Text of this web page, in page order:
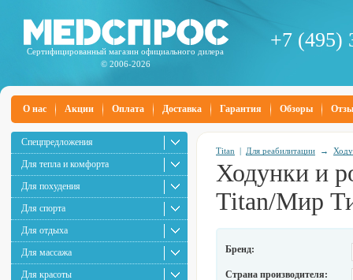
Сертифицированный магазин официального дилера
© 2006-2026
+7 (495)
О нас Акции Оплата Доставка Гарантия Обзоры
Спецпредложения
Для тепла и комфорта
Для похудения
Для спорта
Для отдыха
Для массажа
Для красоты
Titan | Для реабилитации →
Ходунки и
Titan/Мир
Бренд:
Страна производителя: